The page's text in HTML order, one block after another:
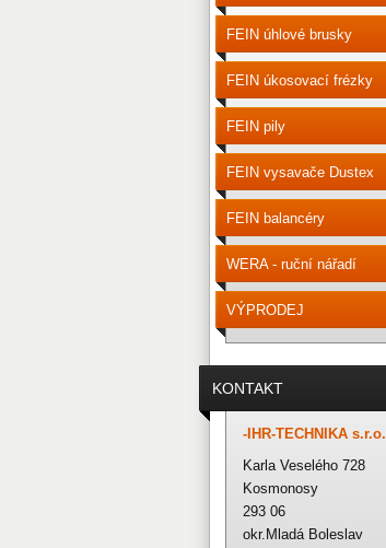
FEIN úhlové brusky
FEIN úkosovací frézky
FEIN pily
FEIN vysavače Dustex
FEIN balancéry
WERA - ruční nářadí
VÝPRODEJ
KONTAKT
-IHR-TECHNIKA s.r.o.
Karla Veselého 728
Kosmonosy
293 06
okr.Mladá Boleslav